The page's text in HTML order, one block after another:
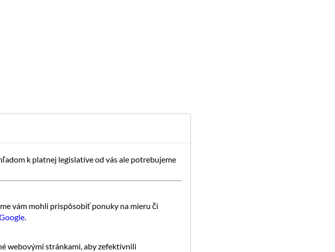
k platnej legislatíve od vás ale potrebujeme
vám mohli prispôsobiť ponuky na mieru či
.
webovými stránkami, aby zefektívnili